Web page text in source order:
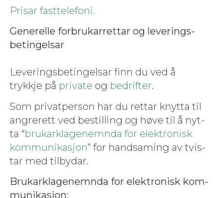
Pris­ar fasttelefoni.
Generelle for­brukar­ret­tar og lev­er­ings­
betingel­sar
Lev­er­ings­betingel­sar finn du ved å
trykkje på pri­vate og bedrifter.
Som pri­vat­per­son har du ret­tar knyt­ta til
angr­erett ved bestill­ing og høve til å nyt­
ta “brukark­la­gen­em­n­da for elek­tro­n­isk
kom­mu­nikasjon” for hand­sam­ing av tvis­
tar med tilbydar.
Brukark­la­gen­em­n­da for elek­tro­n­isk kom­
mu­nikasjon: